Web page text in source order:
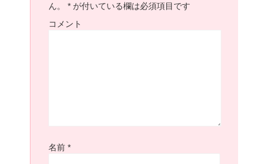
ん。
* が付いている欄は必須項目です
コメント
名前 *